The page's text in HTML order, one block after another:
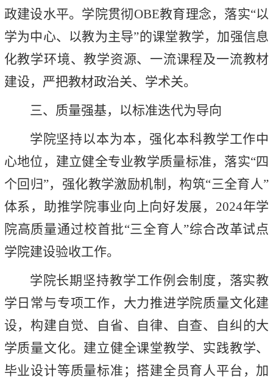
政建设水平。学院贯彻OBE教育理念，落实“以
学为中心、以教为主导”的课堂教学，加强信息
化教学环境、教学资源、一流课程及一流教材
建设，严把教材政治关、学术关。
三、质量强基，以标准迭代为导向
学院坚持以本为本，强化本科教学工作中
心地位，建立健全专业教学质量标准，落实“四
个回归”，强化教学激励机制，构筑“三全育人”
体系，助推学院事业向上向好发展，2024年学
院高质量通过校首批“三全育人”综合改革试点
学院建设验收工作。
学院长期坚持教学工作例会制度，落实教
学日常与专项工作，大力推进学院质量文化建
设，构建自觉、自省、自律、自查、自纠的大
学质量文化。建立健全课堂教学、实践教学、
毕业设计等质量标准；搭建全员育人平台，加